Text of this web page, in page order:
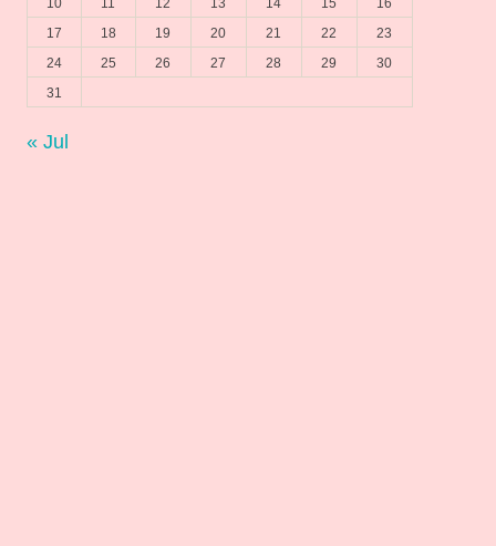
10
11 12 13 14 15
16
17
18 19 20 21 22
23
24
25 26 27 28 29
30
31
« Jul